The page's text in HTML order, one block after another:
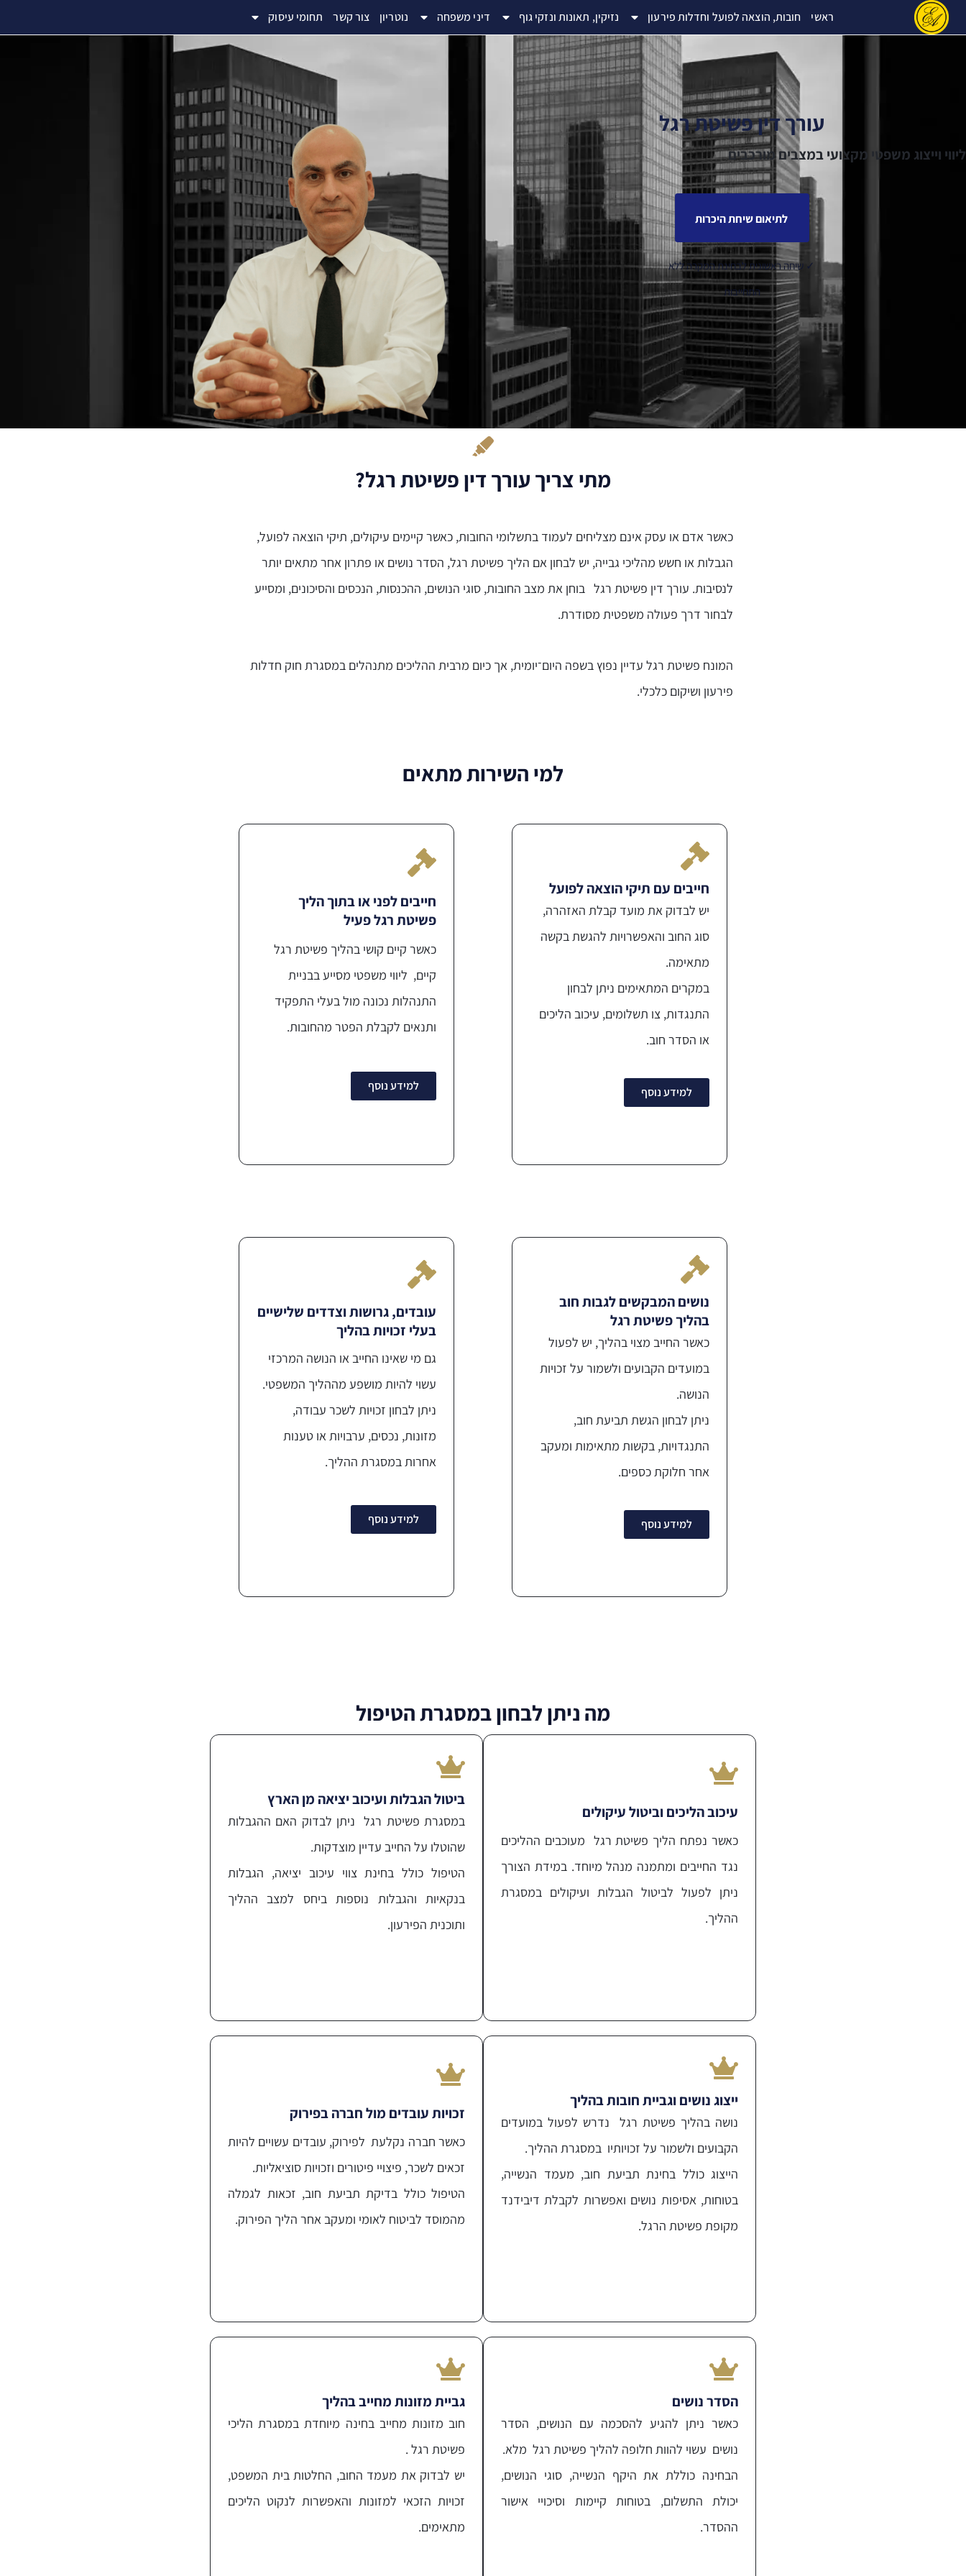
דילוג
לתוכן
ראשי חובות, הוצאה לפועל וחדלות פירעון נזיקין, תאונות ונזקי גוף דיני משפחה נוטריון צור קשר תחומי עיסוק
עורך דין פשיטת רגל
לתיאום שיחת היכרות
✓ שיחה ראשונית לבחינת המקרה ללא
התחייבות
ליווי וייצוג משפטי מקצועי במצבים מורכבים
מתי צריך עורך דין פשיטת רגל?
כאשר אדם או עסק אינם מצליחים לעמוד בתשלומי החובות, כאשר קיימים עיקולים, תיקי הוצאה לפועל,
הגבלות או חשש מהליכי גבייה, יש לבחון אם הליך פשיטת רגל, הסדר נושים או פתרון אחר מתאים יותר
לנסיבות. עורך דין פשיטת רגל בוחן את מצב החובות, סוגי הנושים, ההכנסות, הנכסים והסיכונים, ומסייע
לבחור דרך פעולה משפטית מסודרת.
המונח פשיטת רגל עדיין נפוץ בשפה היום־יומית, אך כיום מרבית ההליכים מתנהלים במסגרת חוק חדלות
פירעון ושיקום כלכלי.
למי השירות מתאים
חייבים עם תיקי הוצאה לפועל
יש לבדוק את מועד קבלת האזהרה,
סוג החוב והאפשרויות להגשת בקשה
מתאימה.
במקרים המתאימים ניתן לבחון
התנגדות, צו תשלומים, עיכוב הליכים
או הסדר חוב.
למידע נוסף
חייבים לפני או בתוך הליך
פשיטת רגל פעיל
כאשר קיים קושי בהליך פשיטת רגל
קיים, ליווי משפטי מסייע בבניית
התנהלות נכונה מול בעלי התפקיד
ותנאים לקבלת הפטר מהחובות.
למידע נוסף
נושים המבקשים לגבות חוב
בהליך פשיטת רגל
כאשר החייב מצוי בהליך, יש לפעול
במועדים הקבועים ולשמור על זכויות
הנושה.
ניתן לבחון הגשת תביעת חוב,
התנגדויות, בקשות מתאימות ומעקב
אחר חלוקת כספים.
למידע נוסף
עובדים, גרושות וצדדים שלישיים
בעלי זכויות בהליך
גם מי שאינו החייב או הנושה המרכזי
עשוי להיות מושפע מההליך המשפטי.
ניתן לבחון זכויות לשכר עבודה,
מזונות, נכסים, ערבויות או טענות
אחרות במסגרת ההליך.
למידע נוסף
מה ניתן לבחון במסגרת הטיפול
עיכוב הליכים וביטול עיקולים
כאשר נפתח הליך פשיטת רגל מעוכבים ההליכים
נגד החייבים ומתמנה מנהל מיוחד. במידת הצורך
ניתן לפעול לביטול הגבלות ועיקולים במסגרת
ההליך.
ביטול הגבלות ועיכוב יציאה מן הארץ
במסגרת פשיטת רגל ניתן לבדוק האם ההגבלות
שהוטלו על החייב עדיין מוצדקות.
הטיפול כולל בחינת צווי עיכוב יציאה, הגבלות
בנקאיות והגבלות נוספות ביחס למצב ההליך
ותוכנית הפירעון.
ייצוג נושים וגביית חובות בהליך
נושה בהליך פשיטת רגל נדרש לפעול במועדים
הקבועים ולשמור על זכויותיו במסגרת ההליך.
הייצוג כולל בחינת תביעת חוב, מעמד הנשייה,
בטוחות, אסיפות נושים ואפשרות לקבלת דיבידנד
מקופת פשיטת הרגל.
זכויות עובדים מול חברה בפירוק
כאשר חברה נקלעת לפירוק, עובדים עשויים להיות
זכאים לשכר, פיצויי פיטורים וזכויות סוציאליות.
הטיפול כולל בדיקת תביעת חוב, זכאות לגמלה
מהמוסד לביטוח לאומי ומעקב אחר הליך הפירוק.
הסדר נושים
כאשר ניתן להגיע להסכמה עם הנושים, הסדר
נושים עשוי להוות חלופה להליך פשיטת רגל מלא.
הבחינה כוללת את היקף הנשייה, סוגי הנושים,
יכולת התשלום, בטוחות קיימות וסיכויי אישור
ההסדר.
גביית מזונות מחייב בהליך
חוב מזונות מחייב בחינה מיוחדת במסגרת הליכי
פשיטת רגל .
יש לבדוק את מעמד החוב, החלטות בית המשפט,
זכויות הזכאי למזונות והאפשרות לנקוט הליכים
מתאימים.